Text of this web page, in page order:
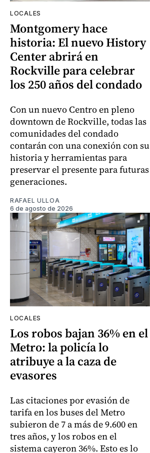
LOCALES
Montgomery hace
historia: El nuevo History
Center abrirá en
Rockville para celebrar
los 250 años del condado
Con un nuevo Centro en pleno
downtown de Rockville, todas las
comunidades del condado
contarán con una conexión con su
historia y herramientas para
preservar el presente para futuras
generaciones.
RAFAEL ULLOA
6 de agosto de 2026
LOCALES
Los robos bajan 36% en el
Metro: la policía lo
atribuye a la caza de
evasores
Las citaciones por evasión de
tarifa en los buses del Metro
subieron de 7 a más de 9.600 en
tres años, y los robos en el
sistema cayeron 36%. Esto es lo